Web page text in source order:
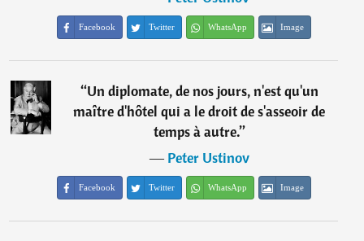
Facebook Twitter WhatsApp Image
“Un diplomate, de nos jours, n'est qu'un
maître d'hôtel qui a le droit de s'asseoir de
temps à autre.”
―Peter Ustinov
Facebook Twitter WhatsApp Image